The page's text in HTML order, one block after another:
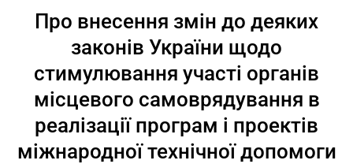
Про внесення змін до деяких
законів України щодо
стимулювання участі органів
місцевого самоврядування в
реалізації програм і проектів
міжнародної технічної допомоги